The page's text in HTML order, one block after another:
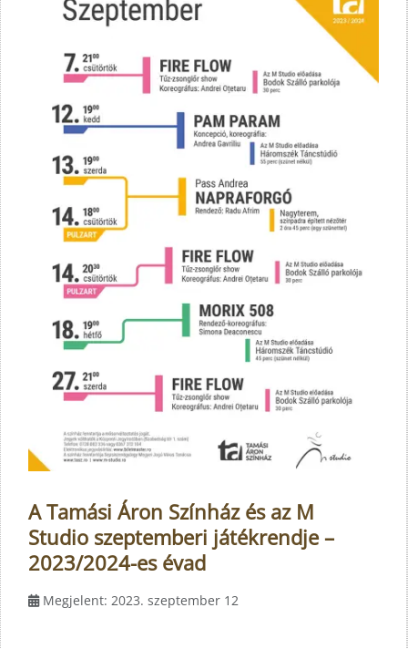
A Tamási Áron Színház és az M
Studio szeptemberi játékrendje –
2023/2024-es évad
Megjelent: 2023. szeptember 12